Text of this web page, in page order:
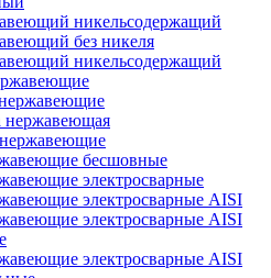
никельсодержащий
без никеля
никельсодержащий
нержавеющая
бесшовные
электросварные
электросварные AISI
электросварные AISI
электросварные AISI